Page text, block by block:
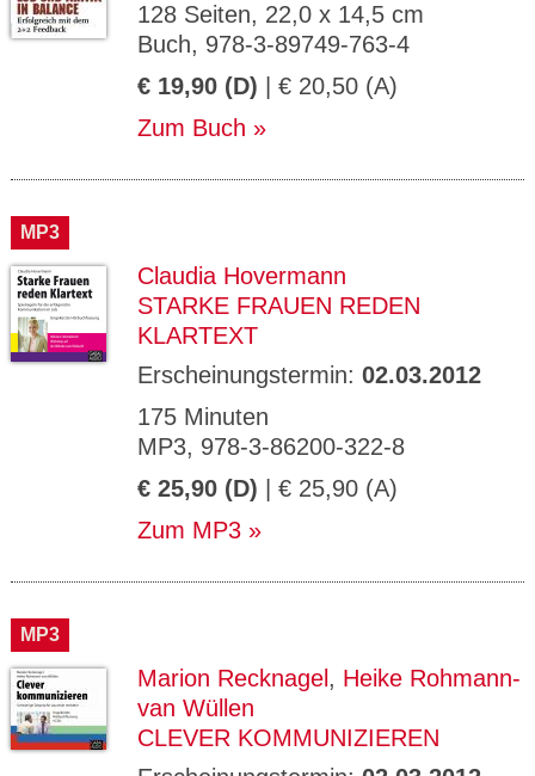
128 Seiten, 22,0 x 14,5 cm
Buch, 978-3-89749-763-4
€ 19,90 (D) | € 20,50 (A)
Zum Buch
MP3
Claudia Hovermann
STARKE FRAUEN REDEN
KLARTEXT
Erscheinungstermin: 02.03.2012
175 Minuten
MP3, 978-3-86200-322-8
€ 25,90 (D) | € 25,90 (A)
Zum MP3
MP3
Marion Recknagel , Heike Rohmann-
van Wüllen
CLEVER KOMMUNIZIEREN